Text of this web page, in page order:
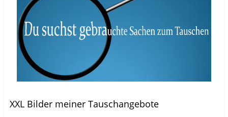
XXL Bilder meiner Tauschangebote